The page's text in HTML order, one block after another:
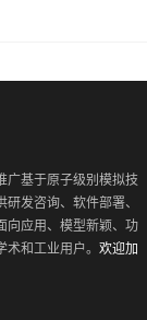
广基于原子级别模拟技
发咨询、软件部署、
向应用、模型新颖、功
和工业用户。 欢迎加